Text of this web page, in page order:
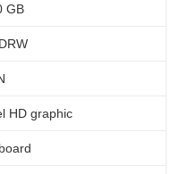
GB
HD graphic